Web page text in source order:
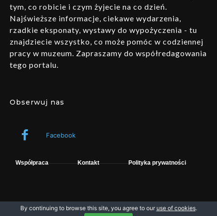
tym, co robicie i czym żyjecie na co dzień.
Najświeższe informacje, ciekawe wydarzenia,
rzadkie eksponaty, wystawy do wypożyczenia - tu
znajdziecie wszystko, co może pomóc w codziennej
pracy w muzeum. Zapraszamy do współredagowania
tego portalu.
Obserwuj nas
Facebook
Współpraca Kontakt Polityka prywatności
Wszelkie prawa zastrzeżone © fpsystem. Powered by Muzeo.
By continuing to browse this site, you agree to our use of cookies.